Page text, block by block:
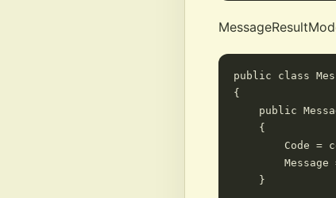
public class
{
public
    {
Code =
Message
    }